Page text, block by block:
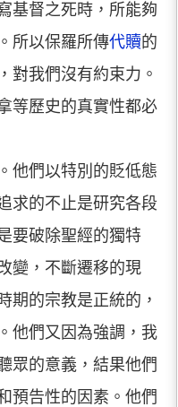
基督之死時，所能夠
所以保羅所傳代贖的
對我們沒有約束力。
等歷史的真實性都必
他們以特別的貶低態
求的不止是研究各段
要破除聖經的獨特
變，不斷遷移的現
期的宗教是正統的，
他們又因為強調，我
眾的意義，結果他們
預告性的因素。他們